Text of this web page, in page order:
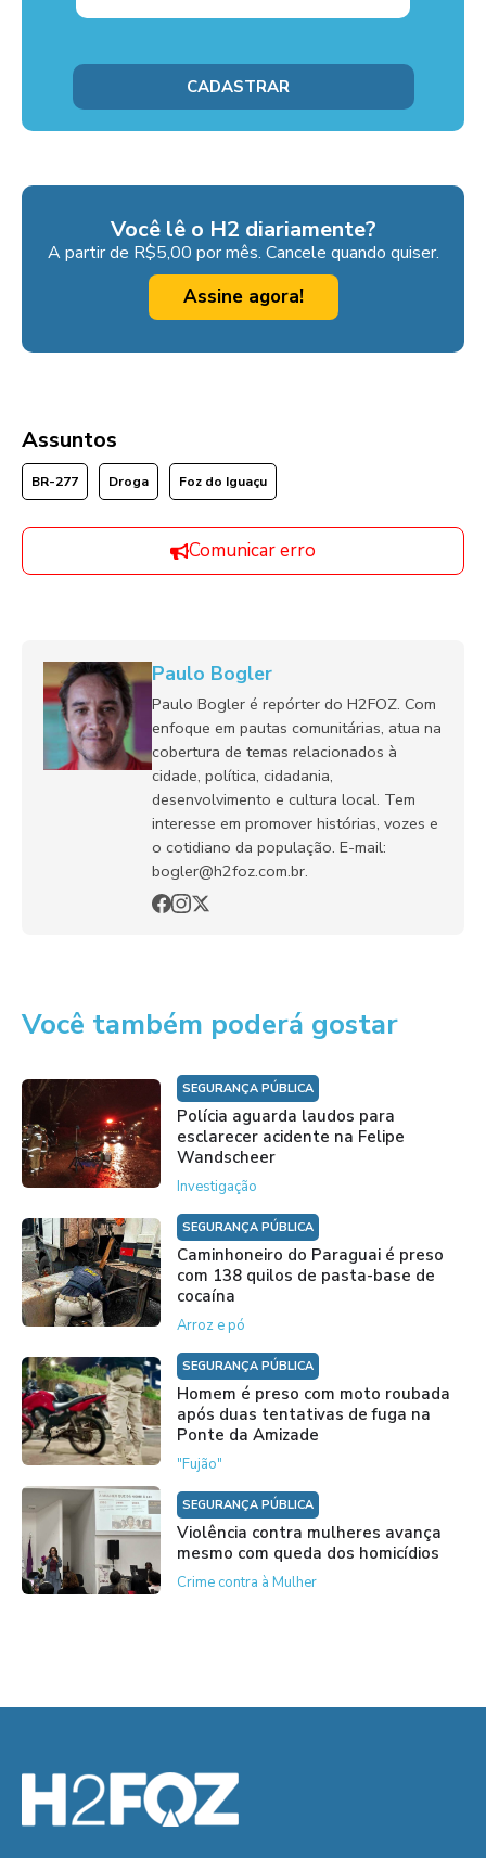
Você lê o H2 diariamente?
A partir de R$5,00 por mês. Cancele quando quiser.
Assine agora!
Assuntos
BR-277 Droga Foz do Iguaçu
Comunicar erro
Paulo Bogler
Paulo Bogler é repórter do H2FOZ. Com
enfoque em pautas comunitárias, atua na
cobertura de temas relacionados à
cidade, política, cidadania,
desenvolvimento e cultura local. Tem
interesse em promover histórias, vozes e
o cotidiano da população. E-mail:
bogler@h2foz.com.br.
Você também poderá gostar
SEGURANÇA PÚBLICA
Polícia aguarda laudos para
esclarecer acidente na Felipe
Wandscheer
Investigação
SEGURANÇA PÚBLICA
Caminhoneiro do Paraguai é preso
com 138 quilos de pasta-base de
cocaína
Arroz e pó
SEGURANÇA PÚBLICA
Homem é preso com moto roubada
após duas tentativas de fuga na
Ponte da Amizade
"Fujão"
SEGURANÇA PÚBLICA
Violência contra mulheres avança
mesmo com queda dos homicídios
Crime contra à Mulher